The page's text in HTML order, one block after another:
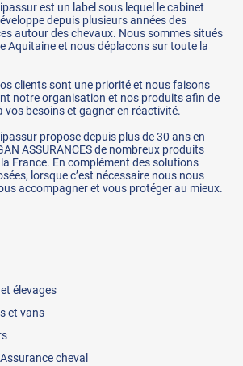
est un label sous lequel le cabinet
depuis plusieurs années des
autour des chevaux. Nous sommes situés
Aquitaine et nous déplacons sur toute la
clients sont une priorité et nous faisons
notre organisation et nos produits afin de
vos besoins et gagner en réactivité.
propose depuis plus de 30 ans en
ASSURANCES de nombreux produits
France. En complément des solutions
lorsque c’est nécessaire nous nous
accompagner et vous protéger au mieux.
élevages
et vans
cheval